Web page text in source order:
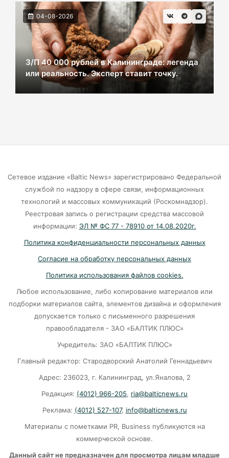
ВСУ хотели взорвать газовый терминал в
Калининграде
07-08-2026
В Калининграде из-за ямочного ремонта на К.
Маркса гибнут липы
подталкивает к депрессии
Калининград и Москва объединяются ради
07-08-2026
Убийцу участника СВО в Балтийске посадили
В Калининграде «КамАЗ» сбил скутериста
07-08-2026
Губернатор объяснил, откуда берутся пустые
колонки на заправках в Калининграде
06-08-2026
«Губернатор против ям»: Беспрозванных
требует перекроить график ремонта дорог
06-08-2026
04-08-2026
З/П 40 000 рублей в Калининграде: легенда
или реальность. Эксперт ставит точку.
Сетевое издание «Baltic News» зарегистрировано Федеральной
службой по надзору в сфере связи, информационных
технологий и массовых коммуникаций (Роскомнадзор).
Реестровая запись о регистрации средства массовой
информации: ЭЛ № ФС 77 - 78910 от 14.08.2020г.
Политика конфиденциальности персональных данных
Согласие на обработку персональных данных
Политика использования файлов cookies.
Любое использование, либо копирование материалов или
подборки материалов сайта, элементов дизайна и оформления
допускается только с письменного разрешения
правообладателя - ЗАО «БАЛТИК ПЛЮС»
Учредитель: ЗАО «БАЛТИК ПЛЮС»
Главный редактор: Стародворский Анатолий Геннадьевич
Адрес: 236023, г. Калининград, ул.Яналова, 2
Редакция: (4012) 966-205, ria@balticnews.ru
Реклама: (4012) 527-107, info@balticnews.ru
Материалы с пометками PR, Business публикуются на
коммерческой основе.
Данный сайт не предназначен для просмотра лицам младше